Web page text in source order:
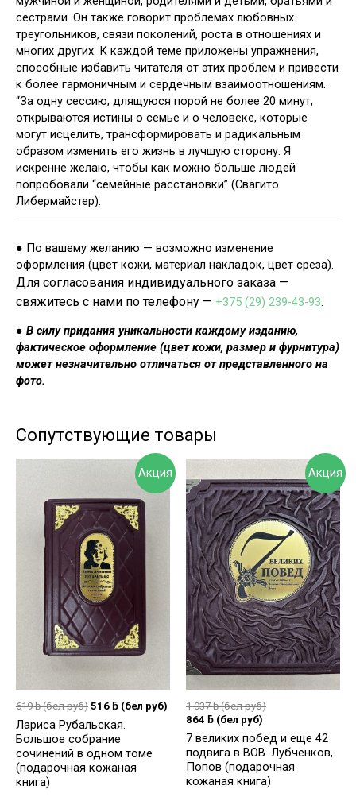
сестрами. Он также говорит проблемах любовных
треугольников, связи поколений, роста в отношениях и
многих других. К каждой теме приложены упражнения,
способные избавить читателя от этих проблем и привести
к более гармоничным и сердечным взаимоотношениям.
“За одну сессию, длящуюся порой не более 20 минут,
открываются истины о семье и о человеке, которые
могут исцелить, трансформировать и радикальным
образом изменить его жизнь в лучшую сторону. Я
искренне желаю, чтобы как можно больше людей
попробовали “семейные расстановки” (Свагито
Либермайстер).
● По вашему желанию — возможно изменение
оформления (цвет кожи, материал накладок, цвет среза).
Для согласования индивидуального заказа —
свяжитесь с нами по телефону — +375 (29) 239-43-93
● В силу придания уникальности каждому изданию,
фактическое оформление (цвет кожи, размер и фурнитура)
может незначительно отличаться от представленного на
фото.
Сопутствующие товары
Акция
619ƃ(бел руб) 516 ƃ (бел руб)
Лариса Рубальская.
Большое собрание
сочинений в одном томе
(подарочная кожаная
книга)
Акция
1 037ƃ(бел руб)
864 ƃ (бел руб)
7 великих побед и еще 42
подвига в ВОВ. Лубченков,
Попов (подарочная
кожаная книга)